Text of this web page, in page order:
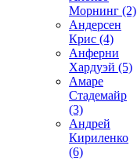
Морнинг (2)
Андерсен
Крис (4)
Анферни
Xардуэй (5)
Амаре
Стадемайр
(3)
Андрей
Кириленко
(6)